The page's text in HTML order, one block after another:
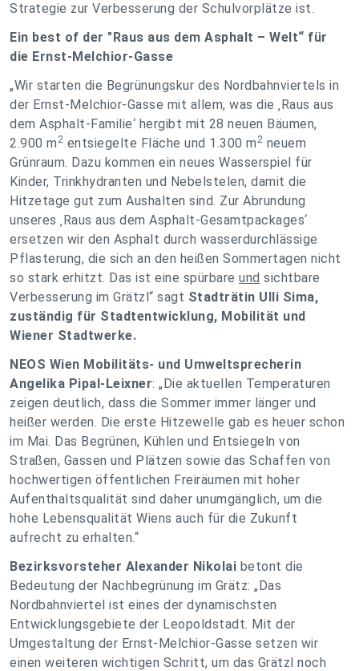
Strategie zur Verbesserung der Schulvorplätze ist.
Ein best of der "Raus aus dem Asphalt – Welt“ für
die Ernst-Melchior-Gasse
„Wir starten die Begrünungskur des Nordbahnviertels in
der Ernst-Melchior-Gasse mit allem, was die ‚Raus aus
dem Asphalt-Familie‘ hergibt mit 28 neuen Bäumen,
2.900 m 2 entsiegelte Fläche und 1.300 m 2 neuem
Grünraum. Dazu kommen ein neues Wasserspiel für
Kinder, Trinkhydranten und Nebelstelen, damit die
Hitzetage gut zum Aushalten sind. Zur Abrundung
unseres ‚Raus aus dem Asphalt-Gesamtpackages‘
ersetzen wir den Asphalt durch wasserdurchlässige
Pflasterung, die sich an den heißen Sommertagen nicht
so stark erhitzt. Das ist eine spürbare und sichtbare
Verbesserung im Grätzl“ sagt Stadträtin Ulli Sima,
zuständig für Stadtentwicklung, Mobilität und
Wiener Stadtwerke.
NEOS Wien Mobilitäts- und Umweltsprecherin
Angelika Pipal-Leixner: „Die aktuellen Temperaturen
zeigen deutlich, dass die Sommer immer länger und
heißer werden. Die erste Hitzewelle gab es heuer schon
im Mai. Das Begrünen, Kühlen und Entsiegeln von
Straßen, Gassen und Plätzen sowie das Schaffen von
hochwertigen öffentlichen Freiräumen mit hoher
Aufenthaltsqualität sind daher unumgänglich, um die
hohe Lebensqualität Wiens auch für die Zukunft
aufrecht zu erhalten.“
Bezirksvorsteher Alexander Nikolai betont die
Bedeutung der Nachbegrünung im Grätz: „Das
Nordbahnviertel ist eines der dynamischsten
Entwicklungsgebiete der Leopoldstadt. Mit der
Umgestaltung der Ernst-Melchior-Gasse setzen wir
einen weiteren wichtigen Schritt, um das Grätzl noch